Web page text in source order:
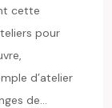
cette
pour
d’atelier
de…